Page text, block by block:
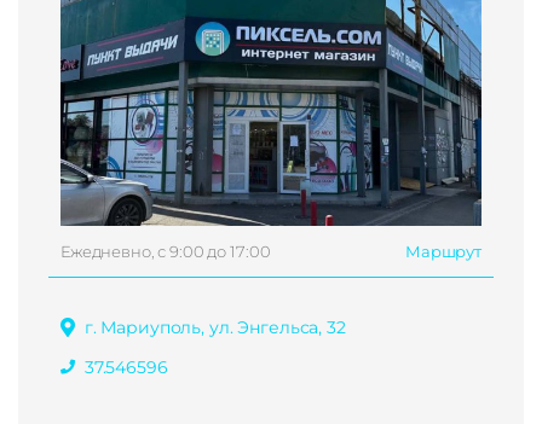
Ежедневно, с 9:00 до 17:00 Маршрут
г. Мариуполь, ул. Энгельса, 32
37.546596